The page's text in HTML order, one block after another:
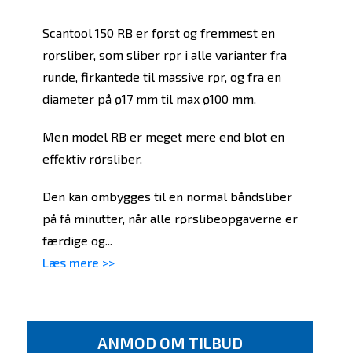
Scantool 150 RB er først og fremmest en
rørsliber, som sliber rør i alle varianter fra
runde, firkantede til massive rør, og fra en
diameter på ø17 mm til max ø100 mm.
Men model RB er meget mere end blot en
effektiv rørsliber.
Den kan ombygges til en normal båndsliber
på få minutter, når alle rørslibeopgaverne er
færdige og...
Læs mere >>
ANMOD OM TILBUD